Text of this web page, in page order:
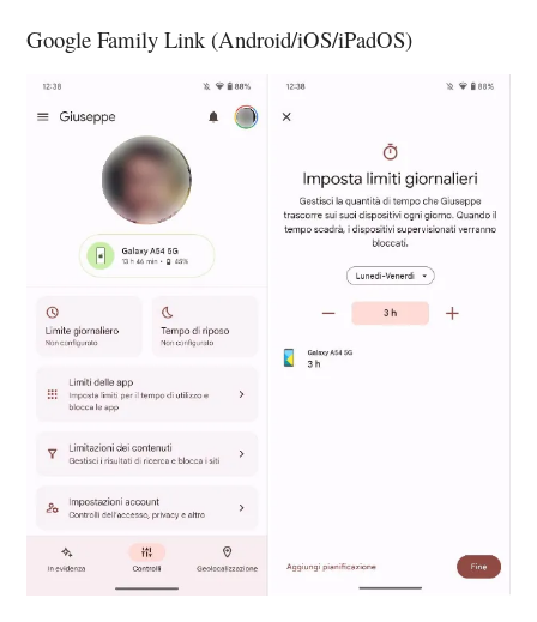
Google Family Link (Android/iOS/iPadOS)